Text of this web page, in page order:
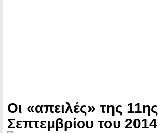
Οι «απειλές» της 11ης
Σεπτεμβρίου του 2014